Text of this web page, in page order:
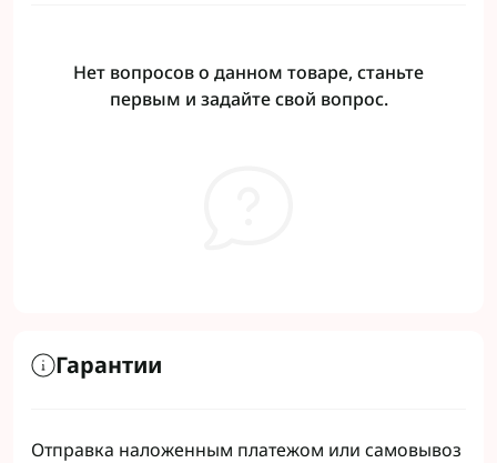
Нет вопросов о данном товаре, станьте
первым и задайте свой вопрос.
Гарантии
Отправка наложенным платежом или самовывоз